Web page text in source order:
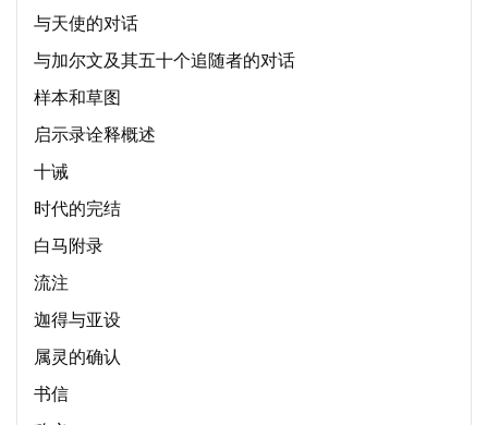
与天使的对话
与加尔文及其五十个追随者的对话
样本和草图
启示录诠释概述
十诫
时代的完结
白马附录
流注
迦得与亚设
属灵的确认
书信